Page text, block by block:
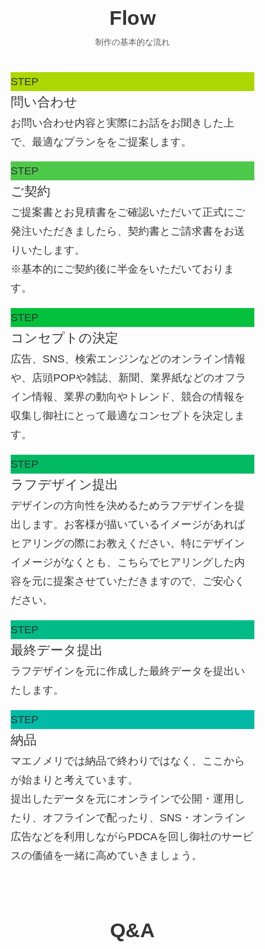
Flow
制作の基本的な流れ
STEP
問い合わせ
お問い合わせ内容と実際にお話をお聞きした上
で、最適なプランををご提案します。
STEP
ご契約
ご提案書とお見積書をご確認いただいて正式にご
発注いただきましたら、契約書とご請求書をお送
りいたします。
※基本的にご契約後に半金をいただいておりま
す。
STEP
コンセプトの決定
広告、SNS、検索エンジンなどのオンライン情報
や、店頭POPや雑誌、新聞、業界紙などのオフラ
イン情報、業界の動向やトレンド、競合の情報を
収集し御社にとって最適なコンセプトを決定しま
す。
STEP
ラフデザイン提出
デザインの方向性を決めるためラフデザインを提
出します。お客様が描いているイメージがあれば
ヒアリングの際にお教えください。特にデザイン
イメージがなくとも、こちらでヒアリングした内
容を元に提案させていただきますので、ご安心く
ださい。
STEP
最終データ提出
ラフデザインを元に作成した最終データを提出い
たします。
STEP
納品
マエノメリでは納品で終わりではなく、ここから
が始まりと考えています。
提出したデータを元にオンラインで公開・運用し
たり、オフラインで配ったり、SNS・オンライン
広告などを利用しながらPDCAを回し御社のサービ
スの価値を一緒に高めていきましょう。
Q&A